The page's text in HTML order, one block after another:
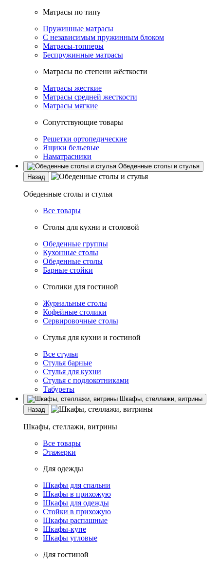
Матрасы по типу
Пружинные матрасы
С независимым пружинным блоком
Матрасы-топперы
Беспружинные матрасы
Матрасы по степени жёсткости
Матрасы жесткие
Матрасы средней жесткости
Матрасы мягкие
Сопутствующие товары
Решетки ортопедические
Ящики бельевые
Наматрасники
Обеденные столы и стулья
Назад
Обеденные столы и стулья
Все товары
Столы для кухни и столовой
Обеденные группы
Кухонные столы
Обеденные столы
Барные стойки
Столики для гостиной
Журнальные столы
Кофейные столики
Сервировочные столы
Стулья для кухни и гостиной
Все стулья
Стулья барные
Стулья для кухни
Стулья с подлокотниками
Табуреты
Шкафы, стеллажи, витрины
Назад
Шкафы, стеллажи, витрины
Все товары
Этажерки
Для одежды
Шкафы для спальни
Шкафы в прихожую
Шкафы для одежды
Стойки в прихожую
Шкафы распашные
Шкафы-купе
Шкафы угловые
Для гостиной